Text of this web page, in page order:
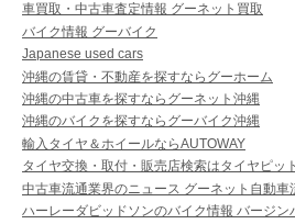
車買取・中古車査定情報 グーネット買取
バイク情報 グーバイク
Japanese used cars
沖縄の賃貸・不動産を探すならグーホーム
沖縄の中古車を探すならグーネット沖縄
沖縄のバイクを探すならグーバイク沖縄
輸入タイヤ＆ホイールならAUTOWAY
タイヤ交換・取付・販売店検索はタイヤピット
中古車流通業界のニュース グーネット自動車
ハーレーダビッドソンのバイク情報 バージン